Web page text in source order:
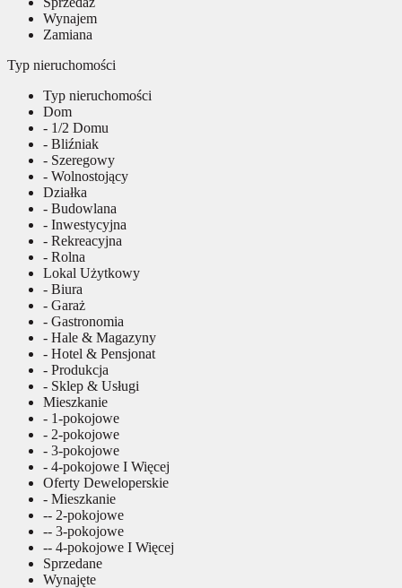
Wynajem
Zamiana
Typ nieruchomości
Typ nieruchomości
Dom
- 1/2 Domu
- Bliźniak
- Szeregowy
- Wolnostojący
Działka
- Budowlana
- Inwestycyjna
- Rekreacyjna
- Rolna
Lokal Użytkowy
- Biura
- Garaż
- Gastronomia
- Hale & Magazyny
- Hotel & Pensjonat
- Produkcja
- Sklep & Usługi
Mieszkanie
- 1-pokojowe
- 2-pokojowe
- 3-pokojowe
- 4-pokojowe I Więcej
Oferty Deweloperskie
- Mieszkanie
-- 2-pokojowe
-- 3-pokojowe
-- 4-pokojowe I Więcej
Sprzedane
Wynajęte